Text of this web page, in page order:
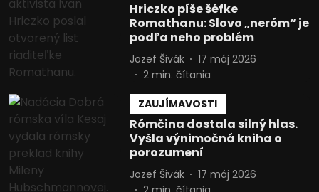
Hriczko píše šéfke
Romathanu: Slovo „neróm“ je
podľa neho problém
Jozef Šivák
17 máj 2026
2 min. čítania
ZAUJÍMAVOSTI
Rómčina dostala silný hlas.
Vyšla výnimočná kniha o
porozumení
Jozef Šivák
17 máj 2026